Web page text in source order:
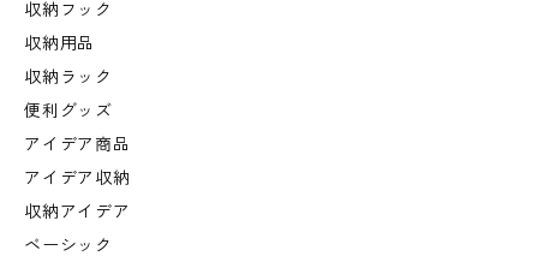
収納フック
収納用品
収納ラック
便利グッズ
アイデア商品
アイデア収納
収納アイデア
ベーシック